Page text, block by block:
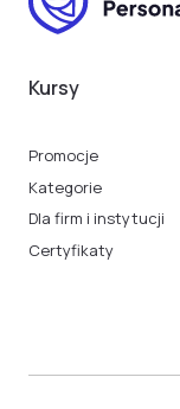
Kursy
Promocje
Kategorie
Dla firm i instytucji
Certyfikaty